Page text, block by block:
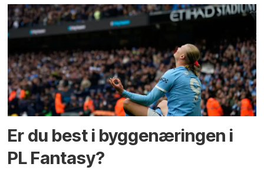
Er du best i bygge­næringen i
PL Fantasy?